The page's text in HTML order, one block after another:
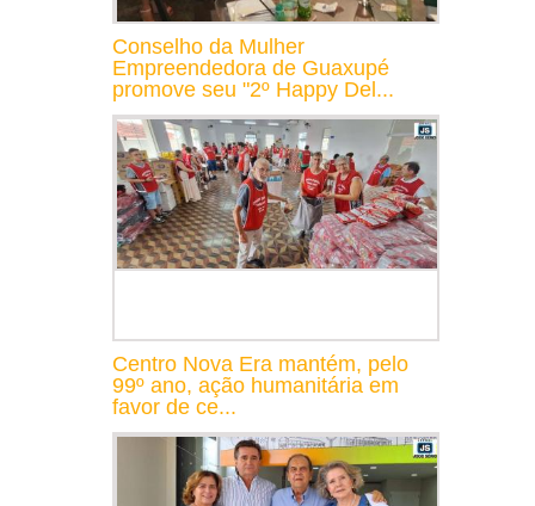
Conselho da Mulher
Empreendedora de Guaxupé
promove seu "2º Happy Del...
Centro Nova Era mantém, pelo
99º ano, ação humanitária em
favor de ce...